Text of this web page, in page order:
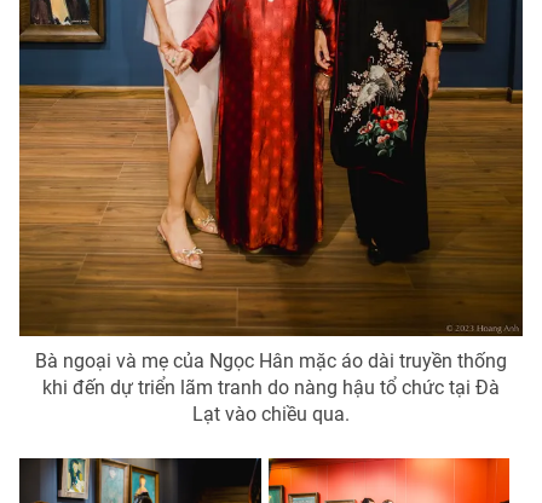
Thị trường 24h Tấm lòng Việt
VTV4 Vươn mình bằng AI
VTV9 VTV8
Liên hệ tòa soạn English
THỜI BÁO VTV
Theo dõi báo trên
Bà ngoại và mẹ của Ngọc Hân mặc áo dài truyền thống
khi đến dự triển lãm tranh do nàng hậu tổ chức tại Đà
Lạt vào chiều qua.